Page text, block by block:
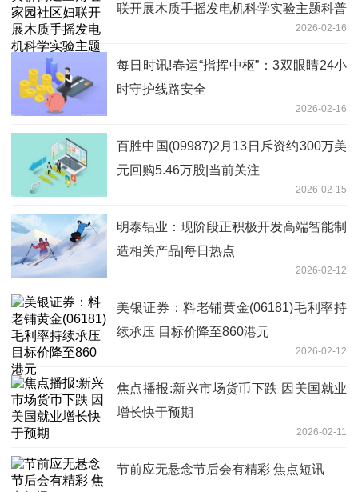
联开展木质手摇发电机科学实验主题科普
2026-02-16
每日时讯!春运“指挥中枢”：3双眼睛24小
时守护线路安全
2026-02-16
百胜中国(09987)2月13日斥资约300万美
元回购5.46万股|当前关注
2026-02-15
明泰铝业：现阶段正积极开发高端智能制
造相关产品|每日热点
2026-02-12
美银证券：料老铺黄金(06181)毛利率持
续承压 目标价降至860港元
2026-02-12
焦点播报:新兴市场货币下跌 因美国就业
增长快于预期
2026-02-11
节前应无悬念节后会有精彩 焦点短讯